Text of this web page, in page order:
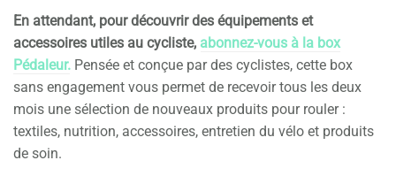
En attendant, pour découvrir des équipements et
accessoires utiles au cycliste, abonnez-vous à la box
Pédaleur. Pensée et conçue par des cyclistes, cette box
sans engagement vous permet de recevoir tous les deux
mois une sélection de nouveaux produits pour rouler :
textiles, nutrition, accessoires, entretien du vélo et produits
de soin.